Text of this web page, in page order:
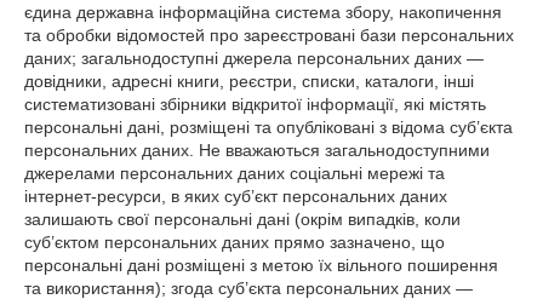
єдина державна інформаційна система збору, накопичення
та обробки відомостей про зареєстровані бази персональних
даних; загальнодоступні джерела персональних даних —
довідники, адресні книги, реєстри, списки, каталоги, інші
систематизовані збірники відкритої інформації, які містять
персональні дані, розміщені та опубліковані з відома суб’єкта
персональних даних. Не вважаються загальнодоступними
джерелами персональних даних соціальні мережі та
інтернет-ресурси, в яких суб’єкт персональних даних
залишають свої персональні дані (окрім випадків, коли
суб’єктом персональних даних прямо зазначено, що
персональні дані розміщені з метою їх вільного поширення
та використання); згода суб’єкта персональних даних —